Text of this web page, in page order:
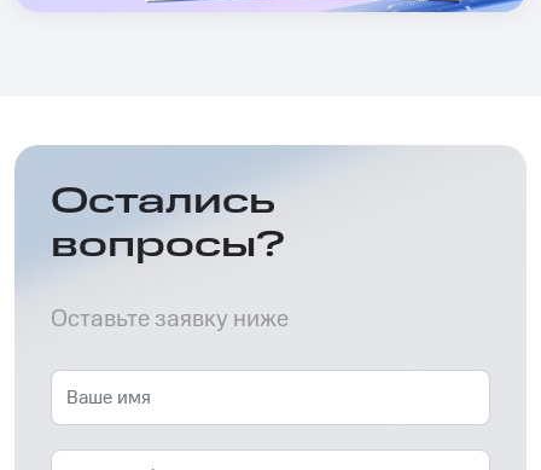
Остались
вопросы?
Оставьте заявку ниже